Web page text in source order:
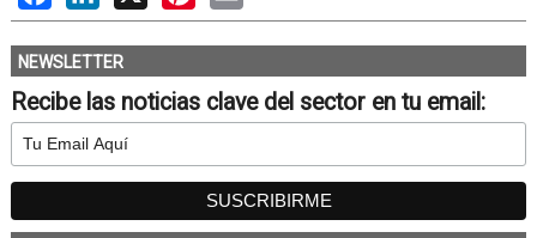
NEWSLETTER
Recibe las noticias clave del sector en tu email: